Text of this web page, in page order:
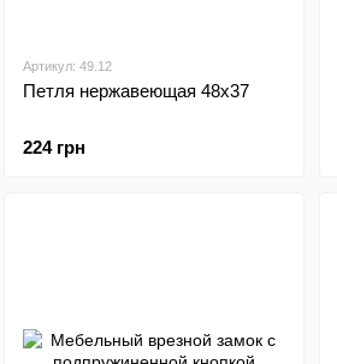
Артикул: 49.12
Петля нержавеющая 48х37
224 грн